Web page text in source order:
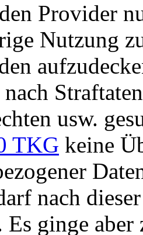
Provider
Nutzung
usw.
TKG keine
nach
Es ginge